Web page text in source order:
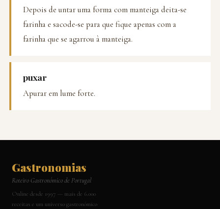
Depois de untar uma forma com manteiga deita-se
farinha e sacode-se para que fique apenas com a
farinha que se agarrou à manteiga.
puxar
Apurar em lume forte.
Gastronomias
Roteiro Gastronómico de Portugal
Online desde 1997 — mais de 6.000
receitas e um universo gastronómico